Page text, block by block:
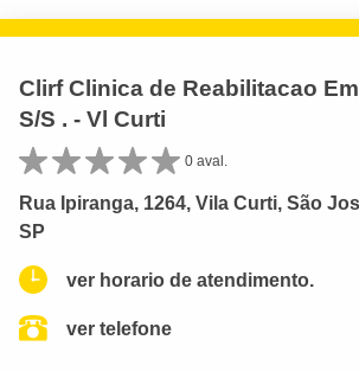
Clirf Clinica de Reabilitacao
S/S . - Vl Curti
0 aval.
Rua Ipiranga, 1264, Vila Curti, São
SP
ver horario de atendimento.
ver telefone